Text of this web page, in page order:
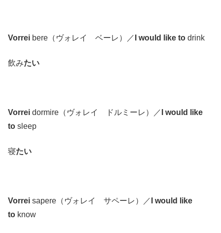
Vorrei bere（ヴォレイ ベーレ）／ I would like to drink
飲みたい
Vorrei dormire（ヴォレイ ドルミーレ）／ I would like
to sleep
寝たい
Vorrei sapere（ヴォレイ サペーレ）／ I would like
to know